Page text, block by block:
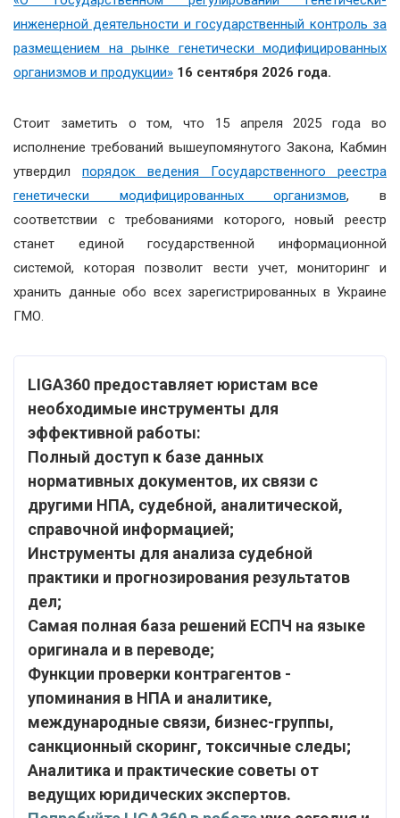
инженерной деятельности и государственный контроль за
размещением на рынке генетически модифицированных
организмов и продукции» 16 сентября 2026 года.
Стоит заметить о том, что 15 апреля 2025 года во
исполнение требований вышеупомянутого Закона, Кабмин
утвердил порядок ведения Государственного реестра
генетически модифицированных организмов, в
соответствии с требованиями которого, новый реестр
станет единой государственной информационной
системой, которая позволит вести учет, мониторинг и
хранить данные обо всех зарегистрированных в Украине
ГМО.
LIGA360 предоставляет юристам все
необходимые инструменты для
эффективной работы:
Полный доступ к базе данных
нормативных документов, их связи с
другими НПА, судебной, аналитической,
справочной информацией;
Инструменты для анализа судебной
практики и прогнозирования результатов
дел;
Самая полная база решений ЕСПЧ на языке
оригинала и в переводе;
Функции проверки контрагентов -
упоминания в НПА и аналитике,
международные связи, бизнес-группы,
санкционный скоринг, токсичные следы;
Аналитика и практические советы от
ведущих юридических экспертов.